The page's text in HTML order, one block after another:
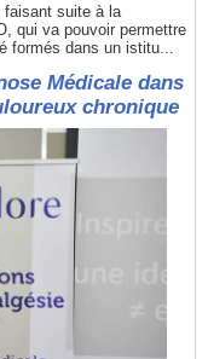
faisant suite à la
qui va pouvoir permettre
formés dans un istitu...
Médicale dans
chronique